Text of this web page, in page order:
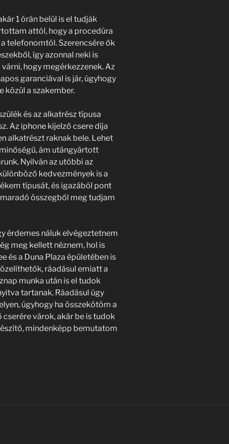
1 órán belül is el tudják
attól, hogy a procedúra
telefonomtól. Szerencsére ők
így azonnal neki is
hogy megérkezzenek. Az
garanciával is jár, úgyhogy
közül a szakember.
és az alkatrész típusa
Az iphone kijelző csere díja
alkatrészt raknak bele. Lehet
ám utángyártott
Nyilván az utóbbi az
kedvezmények is a
típusát, és igazából pont
összegből meg tudjam
érdemes náluk elvégeztetnem
meg kellett néznem, hol is
és a Duna Plaza épületében is
ráadásul emiatt a
munka után is el tudok
tartanak. Ráadásul úgy
úgyhogy ha összekötöm a
cserére várok, akár be is tudok
mindenképp bemutatom